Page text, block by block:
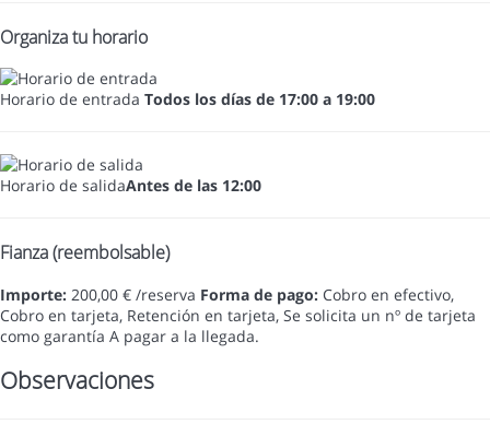
Organiza tu horario
Horario de entrada Todos los días de 17:00 a 19:00
Horario de salidaAntes de las 12:00
Fianza (reembolsable)
Importe: 200,00 € /reserva Forma de pago: Cobro en efectivo,
Cobro en tarjeta, Retención en tarjeta, Se solicita un nº de tarjeta
como garantía A pagar a la llegada.
Observaciones